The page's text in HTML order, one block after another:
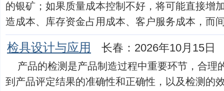
的银矿；如果质量成本控制不好，将可能直接增
造成本、库存资金占用成本、客户服务成本，而
检具设计与应用 长春：2026年10月15日
产品的检测是产品制造过程中重要环节，合理
到产品评定结果的准确性和正确性，以及检测的